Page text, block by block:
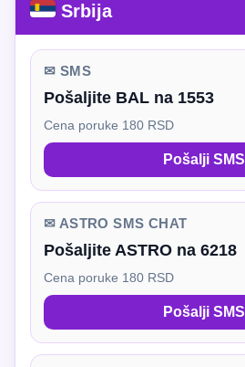
Srbija
✉ SMS
Pošaljite BAL na 1553
Cena poruke 180 RSD
Pošalji SMS
✉ ASTRO SMS CHAT
Pošaljite ASTRO na 6218
Cena poruke 180 RSD
Pošalji SMS